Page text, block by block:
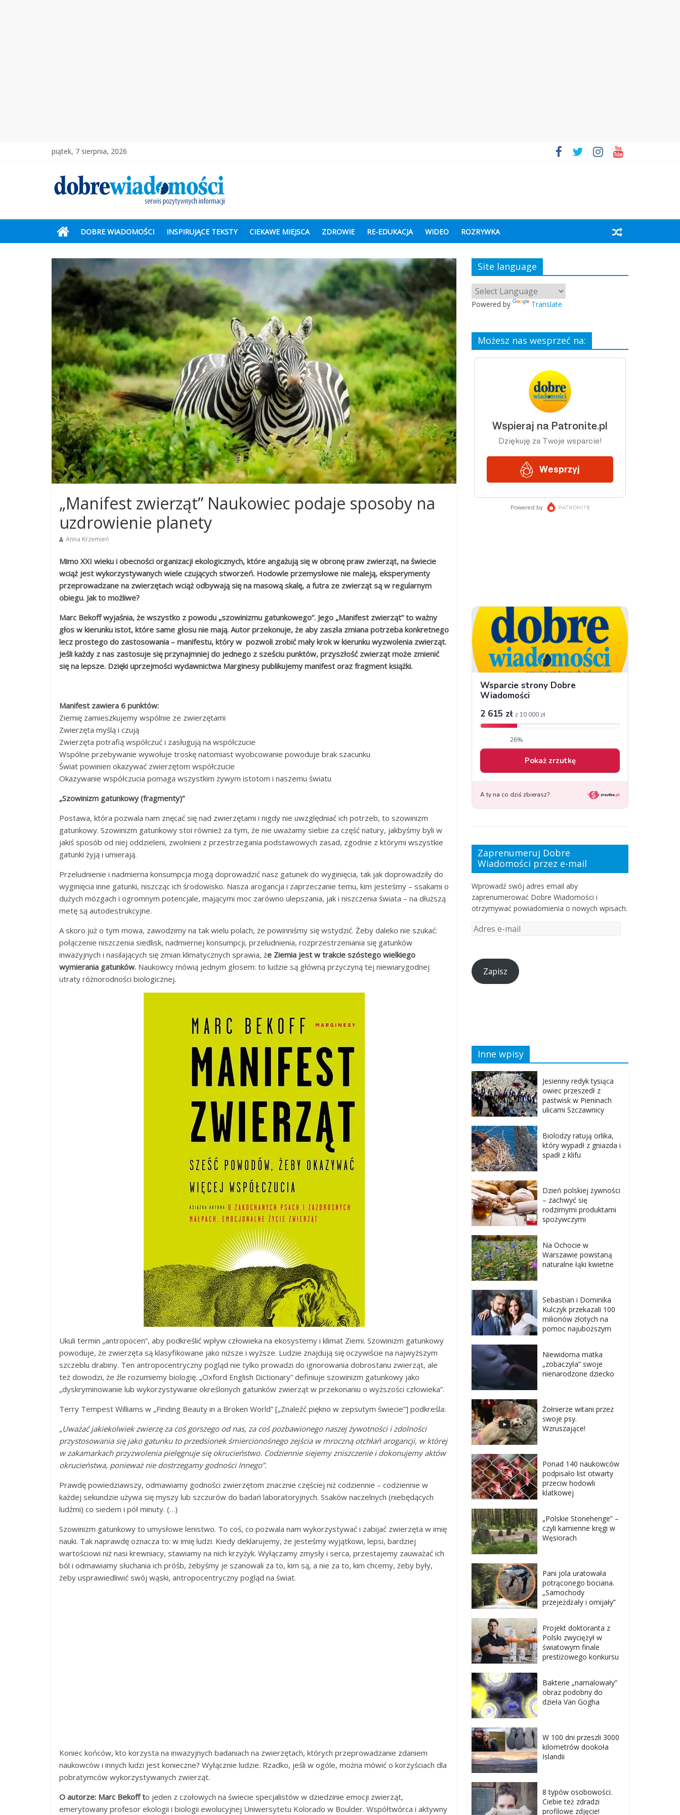
piątek, 7 sierpnia, 2026
DOBRE WIADOMOŚCI INSPIRUJĄCE TEKSTY CIEKAWE MIEJSCA ZDROWIE RE-EDUKACJA WIDEO ROZRYWKA
„Manifest zwierząt” Naukowiec podaje sposoby na
uzdrowienie planety
Anna Krzemień
Mimo XXI wieku i obecności organizacji ekologicznych, które angażują się w obronę praw zwierząt, na świecie
wciąż jest wykorzystywanych wiele czujących stworzeń. Hodowle przemysłowe nie maleją, eksperymenty
przeprowadzane na zwierzętach wciąż odbywają się na masową skalę, a futra ze zwierząt są w regularnym
obiegu. Jak to możliwe?
Marc Bekoff wyjaśnia, że wszystko z powodu „szowinizmu gatunkowego”. Jego „Manifest zwierząt” to ważny
głos w kierunku istot, które same głosu nie mają. Autor przekonuje, że aby zaszła zmiana potrzeba konkretnego
lecz prostego do zastosowania – manifestu, który w pozwoli zrobić mały krok w kierunku wyzwolenia zwierząt.
Jeśli każdy z nas zastosuje się przynajmniej do jednego z sześciu punktów, przyszłość zwierząt może zmienić
się na lepsze. Dzięki uprzejmości wydawnictwa Marginesy publikujemy manifest oraz fragment książki.
Manifest zawiera 6 punktów:
Ziemię zamieszkujemy wspólnie ze zwierzętami
Zwierzęta myślą i czują
Zwierzęta potrafią współczuć i zasługują na współczucie
Wspólne przebywanie wywołuje troskę natomiast wyobcowanie powoduje brak szacunku
Świat powinien okazywać zwierzętom współczucie
Okazywanie współczucia pomaga wszystkim żywym istotom i naszemu światu
„Szowinizm gatunkowy (fragmenty)”
Postawa, która pozwala nam znęcać się nad zwierzętami i nigdy nie uwzględniać ich potrzeb, to szowinizm
gatunkowy. Szowinizm gatunkowy stoi również za tym, że nie uważamy siebie za część natury, jakbyśmy byli w
jakiś sposób od niej oddzieleni, zwolnieni z przestrzegania podstawowych zasad, zgodnie z którymi wszystkie
gatunki żyją i umierają.
Przeludnienie i nadmierna konsumpcja mogą doprowadzić nasz gatunek do wyginięcia, tak jak doprowadziły do
wyginięcia inne gatunki, niszcząc ich środowisko. Nasza arogancja i zaprzeczanie temu, kim jesteśmy – ssakami o
dużych mózgach i ogromnym potencjale, mającymi moc zarówno ulepszania, jak i niszczenia świata – na dłuższą
metę są autodestrukcyjne.
A skoro już o tym mowa, zawodzimy na tak wielu polach, że powinniśmy się wstydzić. Żeby daleko nie szukać:
połączenie niszczenia siedlisk, nadmiernej konsumpcji, przeludnienia, rozprzestrzeniania się gatunków
inwazyjnych i nasilających się zmian klimatycznych sprawia, że Ziemia jest w trakcie szóstego wielkiego
wymierania gatunków. Naukowcy mówią jednym głosem: to ludzie są główną przyczyną tej niewiarygodnej
utraty różnorodności biologicznej.
Ukuli termin „antropocen”, aby podkreślić wpływ człowieka na ekosystemy i klimat Ziemi. Szowinizm gatunkowy
powoduje, że zwierzęta są klasyfikowane jako niższe i wyższe. Ludzie znajdują się oczywiście na najwyższym
szczeblu drabiny. Ten antropocentryczny pogląd nie tylko prowadzi do ignorowania dobrostanu zwierząt, ale
też dowodzi, że źle rozumiemy biologię. „Oxford English Dictionary” definiuje szowinizm gatunkowy jako
„dyskryminowanie lub wykorzystywanie określonych gatunków zwierząt w przekonaniu o wyższości człowieka”.
Terry Tempest Williams w „Finding Beauty in a Broken World” [„Znaleźć piękno w zepsutym świecie”] podkreśla:
„Uważać jakiekolwiek zwierzę za coś gorszego od nas, za coś pozbawionego naszej żywotności i zdolności
przystosowania się jako gatunku to przedsionek śmiercionośnego zejścia w mroczną otchłań arogancji, w której
w zakamarkach przyzwolenia pielęgnuje się okrucieństwo. Codziennie siejemy zniszczenie i dokonujemy aktów
okrucieństwa, ponieważ nie dostrzegamy godności Innego”.
Prawdę powiedziawszy, odmawiamy godności zwierzętom znacznie częściej niż codziennie – codziennie w
każdej sekundzie używa się myszy lub szczurów do badań laboratoryjnych. Ssaków naczelnych (niebędących
ludźmi) co siedem i pół minuty. (…)
Szowinizm gatunkowy to umysłowe lenistwo. To coś, co pozwala nam wykorzystywać i zabijać zwierzęta w imię
nauki. Tak naprawdę oznacza to: w imię ludzi. Kiedy deklarujemy, że jesteśmy wyjątkowi, lepsi, bardziej
wartościowi niż nasi krewniacy, stawiamy na nich krzyżyk. Wyłączamy zmysły i serca, przestajemy zauważać ich
ból i odmawiamy słuchania ich próśb, żebyśmy je szanowali za to, kim są, a nie za to, kim chcemy, żeby były,
żeby usprawiedliwić swój wąski, antropocentryczny pogląd na świat.
Koniec końców, kto korzysta na inwazyjnych badaniach na zwierzętach, których przeprowadzanie zdaniem
naukowców i innych ludzi jest konieczne? Wyłącznie ludzie. Rzadko, jeśli w ogóle, można mówić o korzyściach dla
pobratymców wykorzystywanych zwierząt.
O autorze: Marc Bekoff to jeden z czołowych na świecie specjalistów w dziedzinie emocji zwierząt,
emerytowany profesor ekologii i biologii ewolucyjnej Uniwersytetu Kolorado w Boulder. Współtwórca i aktywny
Site language
Powered by Translate
Możesz nas wesprzeć na:
Zaprenumeruj Dobre
Wiadomości przez e-mail
Wprowadź swój adres email aby
zaprenumerować Dobre Wiadomości i
otrzymywać powiadomienia o nowych wpisach.
Zapisz
Inne wpisy
Jesienny redyk tysiąca
owiec przeszedł z
pastwisk w Pieninach
ulicami Szczawnicy
Biolodzy ratują orlika,
który wypadł z gniazda i
spadł z klifu
Dzień polskiej żywności
– zachwyć się
rodzimymi produktami
spożywczymi
Na Ochocie w
Warszawie powstaną
naturalne łąki kwietne
Sebastian i Dominika
Kulczyk przekazali 100
milionów złotych na
pomoc najuboższym
Niewidoma matka
„zobaczyła” swoje
nienarodzone dziecko
Żołnierze witani przez
swoje psy.
Wzruszające!
Ponad 140 naukowców
podpisało list otwarty
przeciw hodowli
klatkowej
„Polskie Stonehenge” –
czyli kamienne kręgi w
Węsiorach
Pani jola uratowała
potrąconego bociana.
„Samochody
przejeżdżały i omijały”
Projekt doktoranta z
Polski zwyciężył w
światowym finale
prestiżowego konkursu
Bakterie „namalowały”
obraz podobny do
dzieła Van Gogha
W 100 dni przeszli 3000
kilometrów dookoła
Islandii
8 typów osobowości.
Ciebie też zdradzi
profilowe zdjęcie!